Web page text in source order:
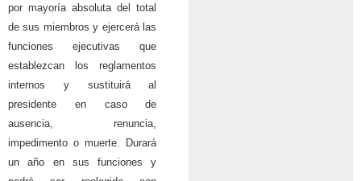
por mayoría absoluta del total
de sus miembros y ejercerá las
funciones ejecutivas que
establezcan los reglamentos
internos y sustituirá al
presidente en caso de
ausencia, renuncia,
impedimento o muerte. Durará
un año en sus funciones y